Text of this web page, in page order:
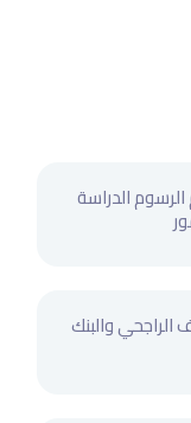
الدراسة
والبنك